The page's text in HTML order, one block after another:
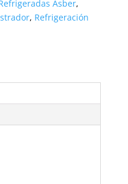
Asber,
, Refrigeración